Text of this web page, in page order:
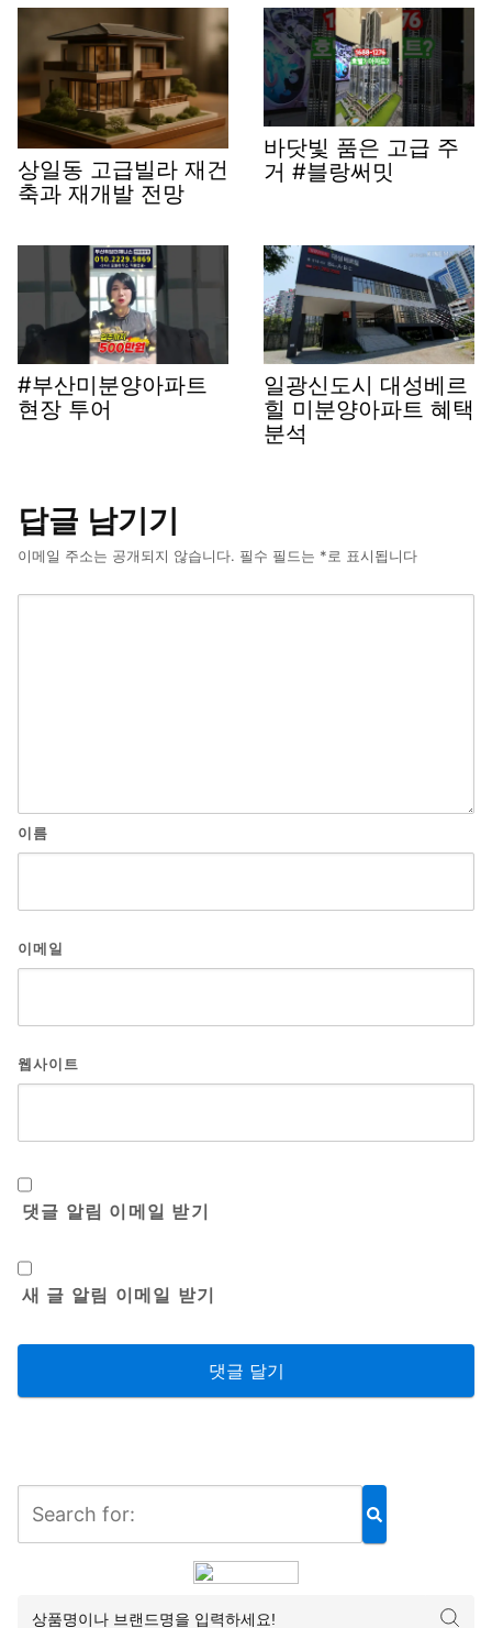
상일동 고급빌라 재건
축과 재개발 전망
바닷빛 품은 고급 주
거 #블랑써밋
#부산미분양아파트
현장 투어
일광신도시 대성베르
힐 미분양아파트 혜택
분석
답글 남기기
이메일 주소는 공개되지 않습니다. 필수 필드는 *로 표시됩니다
이름
이메일
웹사이트
댓글 알림 이메일 받기
새 글 알림 이메일 받기